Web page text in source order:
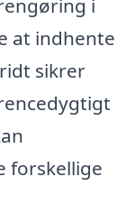
i
at indhente
sikrer
forskellige